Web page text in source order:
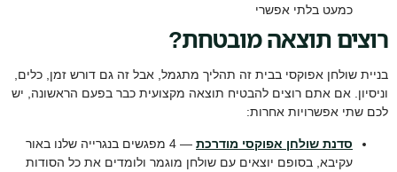
כמעט בלתי אפשרי
רוצים תוצאה מובטחת?
בניית שולחן אפוקסי בבית זה תהליך מתגמל, אבל זה גם דורש זמן, כלים,
וניסיון. אם אתם רוצים להבטיח תוצאה מקצועית כבר בפעם הראשונה, יש
לכם שתי אפשרויות אחרות:
סדנת שולחן אפוקסי מודרכת
— 4 מפגשים בנגרייה שלנו באור
עקיבא, בסופם יוצאים עם שולחן מוגמר ולומדים את כל הסודות